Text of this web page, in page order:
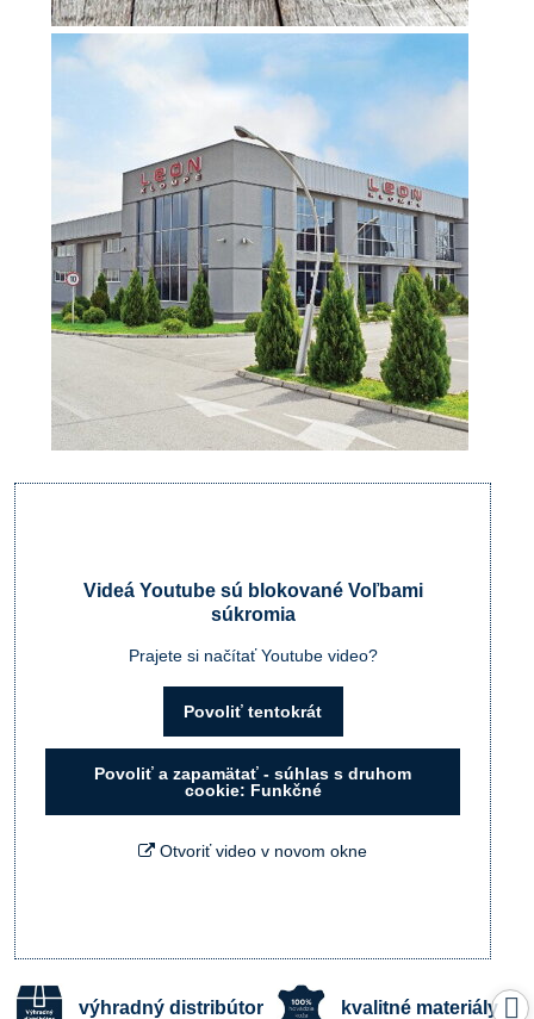
Videá Youtube sú blokované Voľbami
súkromia
Prajete si načítať Youtube video?
Povoliť tentokrát
Povoliť a zapamätať - súhlas s druhom
cookie: Funkčné
Otvoriť video v novom okne
výhradný distribútor kvalitné materiály